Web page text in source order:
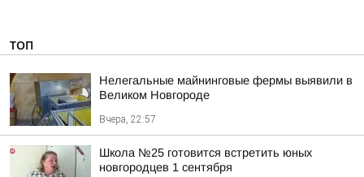
ТОП
Нелегальные майнинговые фермы выявили в
Великом Новгороде
Вчера, 22:57
Школа №25 готовится встретить юных
новгородцев 1 сентября